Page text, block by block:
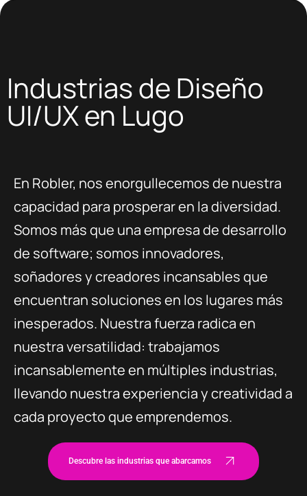
Industrias de Diseño
UI/UX en Lugo
En Robler, nos enorgullecemos de nuestra
capacidad para prosperar en la diversidad.
Somos más que una empresa de desarrollo
de software; somos innovadores,
soñadores y creadores incansables que
encuentran soluciones en los lugares más
inesperados. Nuestra fuerza radica en
nuestra versatilidad: trabajamos
incansablemente en múltiples industrias,
llevando nuestra experiencia y creatividad a
cada proyecto que emprendemos.
Descubre las industrias que abarcamos